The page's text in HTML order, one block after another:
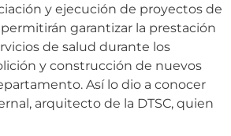
y ejecución de proyectos de
garantizar la prestación
de salud durante los
y construcción de nuevos
Así lo dio a conocer
arquitecto de la DTSC, quien